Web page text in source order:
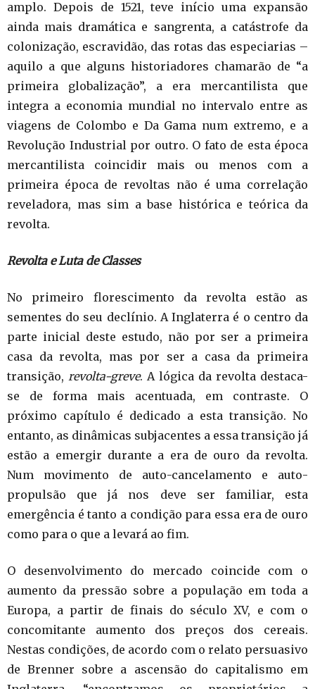
amplo. Depois de 1521, teve início uma expansão
ainda mais dramática e sangrenta, a catástrofe da
colonização, escravidão, das rotas das especiarias –
aquilo a que alguns historiadores chamarão de “a
primeira globalização”, a era mercantilista que
integra a economia mundial no intervalo entre as
viagens de Colombo e Da Gama num extremo, e a
Revolução Industrial por outro. O fato de esta época
mercantilista coincidir mais ou menos com a
primeira época de revoltas não é uma correlação
reveladora, mas sim a base histórica e teórica da
revolta.
Revolta e Luta de Classes
No primeiro florescimento da revolta estão as
sementes do seu declínio. A Inglaterra é o centro da
parte inicial deste estudo, não por ser a primeira
casa da revolta, mas por ser a casa da primeira
transição, revolta-greve. A lógica da revolta destaca-
se de forma mais acentuada, em contraste. O
próximo capítulo é dedicado a esta transição. No
entanto, as dinâmicas subjacentes a essa transição já
estão a emergir durante a era de ouro da revolta.
Num movimento de auto-cancelamento e auto-
propulsão que já nos deve ser familiar, esta
emergência é tanto a condição para essa era de ouro
como para o que a levará ao fim.
O desenvolvimento do mercado coincide com o
aumento da pressão sobre a população em toda a
Europa, a partir de finais do século XV, e com o
concomitante aumento dos preços dos cereais.
Nestas condições, de acordo com o relato persuasivo
de Brenner sobre a ascensão do capitalismo em